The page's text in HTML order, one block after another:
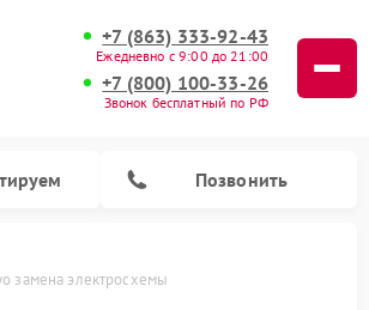
+7 (863) 333-92-43
Ежедневно с 9:00 до 21:00
+7 (800) 100-33-26
Звонок бесплатный по РФ
Позвонить
замена электросхемы